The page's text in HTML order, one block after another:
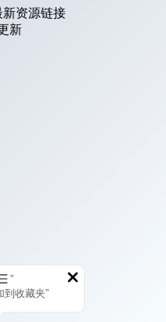
资源链接
新
”
到收藏夹”